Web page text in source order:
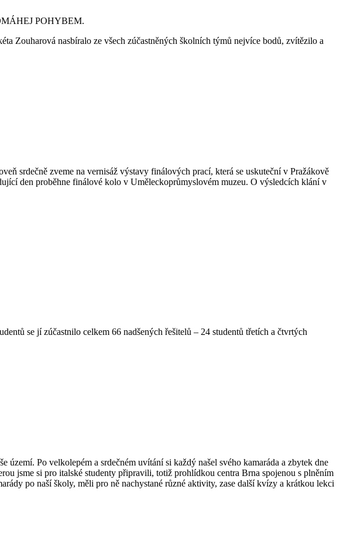
POHYBEM.
Zouharová nasbíralo ze všech zúčastněných školních týmů nejvíce bodů, zvítězilo a
srdečně zveme na vernisáž výstavy finálových prací, která se uskuteční v Pražákově
den proběhne finálové kolo v Uměleckoprůmyslovém muzeu. O výsledcích klání v
se jí zúčastnilo celkem 66 nadšených řešitelů – 24 studentů třetích a čtvrtých
Po velkolepém a srdečném uvítání si každý našel svého kamaráda a zbytek dne
jsme si pro italské studenty připravili, totiž prohlídkou centra Brna spojenou s plněním
po naší školy, měli pro ně nachystané různé aktivity, zase další kvízy a krátkou lekci